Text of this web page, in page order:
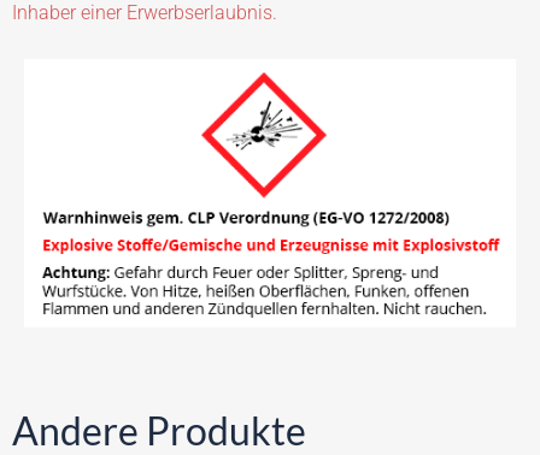
Inhaber einer Erwerbserlaubnis.
Andere Produkte